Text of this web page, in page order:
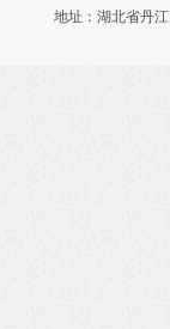
地址：湖北省丹